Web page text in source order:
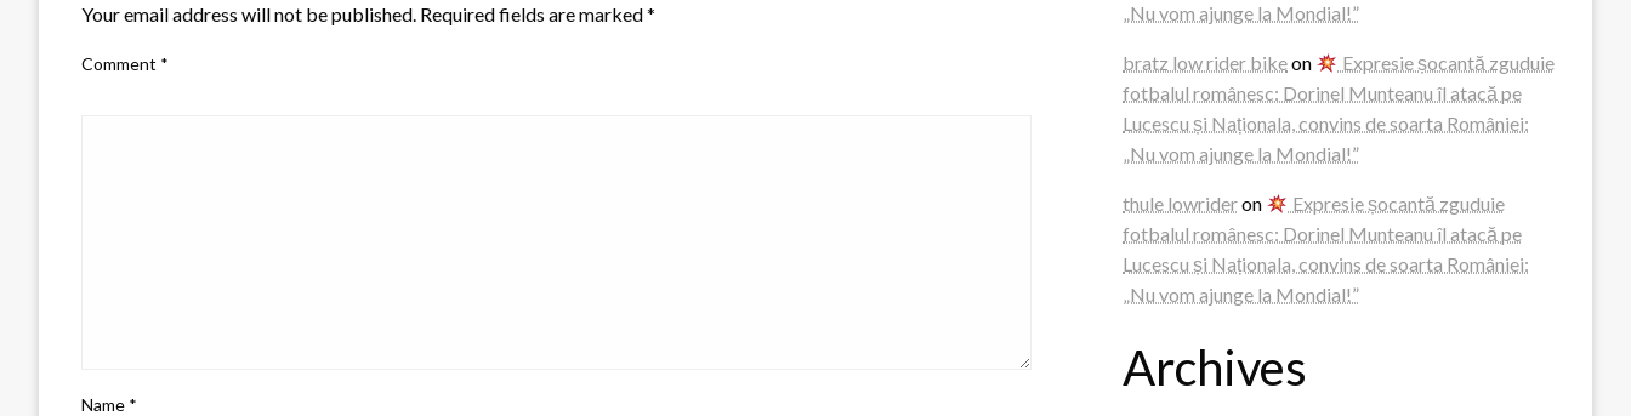
Your email address will not be published. Required fields are marked*
Comment *
Name *
„Nu vom ajunge la Mondial!”
bratz low rider bikeon
Expresie șocantă zguduie
fotbalul românesc: Dorinel Munteanu îl atacă pe
Lucescu și Naționala, convins de soarta României:
„Nu vom ajunge la Mondial!”
thule lowrideron
Expresie șocantă zguduie
fotbalul românesc: Dorinel Munteanu îl atacă pe
Lucescu și Naționala, convins de soarta României:
„Nu vom ajunge la Mondial!”
Archives